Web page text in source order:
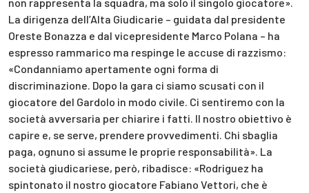
La dirigenza dell’Alta Giudicarie – guidata dal presidente
Oreste Bonazza e dal vicepresidente Marco Polana – ha
espresso rammarico ma respinge le accuse di razzismo:
«Condanniamo apertamente ogni forma di
discriminazione. Dopo la gara ci siamo scusati con il
giocatore del Gardolo in modo civile. Ci sentiremo con la
società avversaria per chiarire i fatti. Il nostro obiettivo è
capire e, se serve, prendere provvedimenti. Chi sbaglia
paga, ognuno si assume le proprie responsabilità». La
società giudicariese, però, ribadisce: «Rodriguez ha
spintonato il nostro giocatore Fabiano Vettori, che è